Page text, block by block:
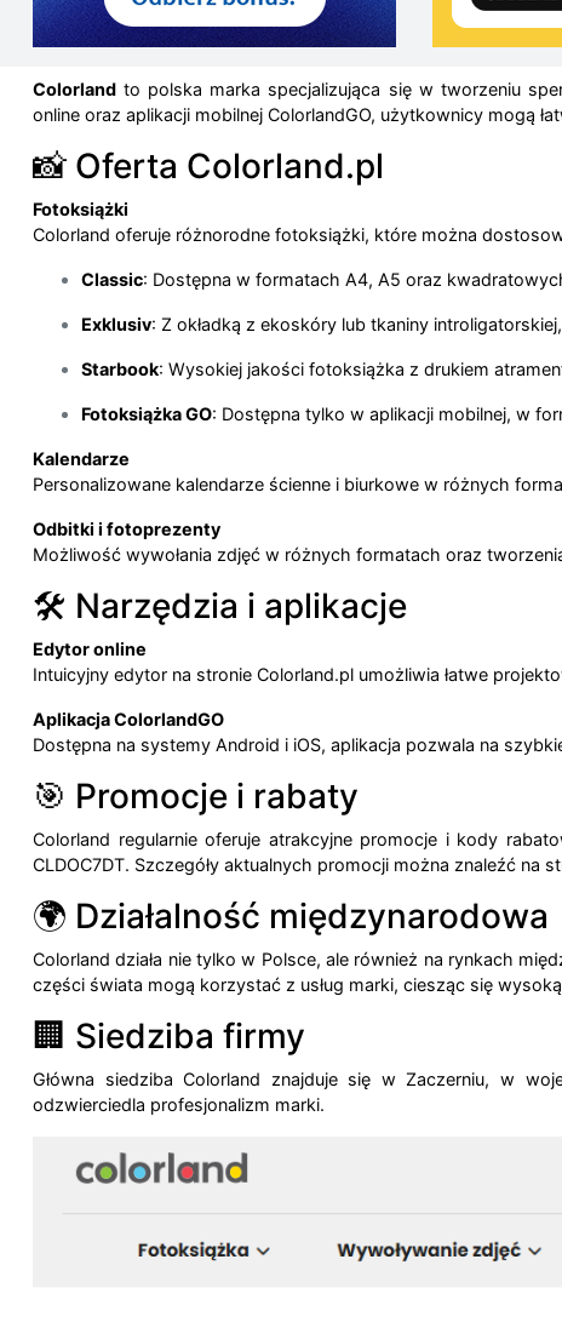
Colorland to polska marka specjalizująca się w tworzeniu
online oraz aplikacji mobilnej ColorlandGO, użytkownicy mogą
📸 Oferta Colorland.pl
Fotoksiążki
Colorland oferuje różnorodne fotoksiążki, które można
Classic: Dostępna w formatach A4, A5 oraz
Exklusiv: Z okładką z ekoskóry lub tkaniny
Starbook: Wysokiej jakości fotoksiążka z drukiem
Fotoksiążka GO: Dostępna tylko w aplikacji mobilnej, w
Kalendarze
Personalizowane kalendarze ścienne i biurkowe w różnych
Odbitki i fotoprezenty
Możliwość wywołania zdjęć w różnych formatach oraz
🛠️ Narzędzia i aplikacje
Edytor online
Intuicyjny edytor na stronie Colorland.pl umożliwia łatwe
Aplikacja ColorlandGO
Dostępna na systemy Android i iOS, aplikacja pozwala na
🎯 Promocje i rabaty
Colorland regularnie oferuje atrakcyjne promocje i kody
CLDOC7DT. Szczegóły aktualnych promocji można znaleźć na
🌍 Działalność międzynarodowa
Colorland działa nie tylko w Polsce, ale również na rynkach
części świata mogą korzystać z usług marki, ciesząc się
🏢 Siedziba firmy
Główna siedziba Colorland znajduje się w Zaczerniu, w
odzwierciedla profesjonalizm marki.